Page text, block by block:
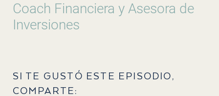
Coach Financiera y Asesora de
Inversiones
SI TE GUSTÓ ESTE EPISODIO,
COMPARTE: